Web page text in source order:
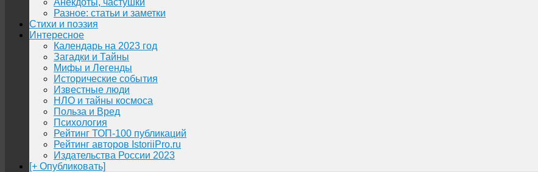
Анекдоты, частушки
Разное: статьи и заметки
Стихи и поэзия
Интересное
Календарь на 2023 год
Загадки и Тайны
Мифы и Легенды
Исторические события
Известные люди
НЛО и тайны космоса
Польза и Вред
Психология
Рейтинг ТОП-100 публикаций
Рейтинг авторов IstoriiPro.ru
Издательства России 2023
[+ Опубликовать]